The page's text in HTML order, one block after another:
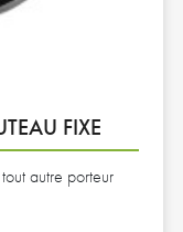
FIXE
autre porteur